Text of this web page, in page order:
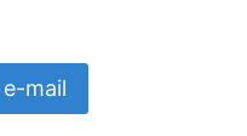
mail